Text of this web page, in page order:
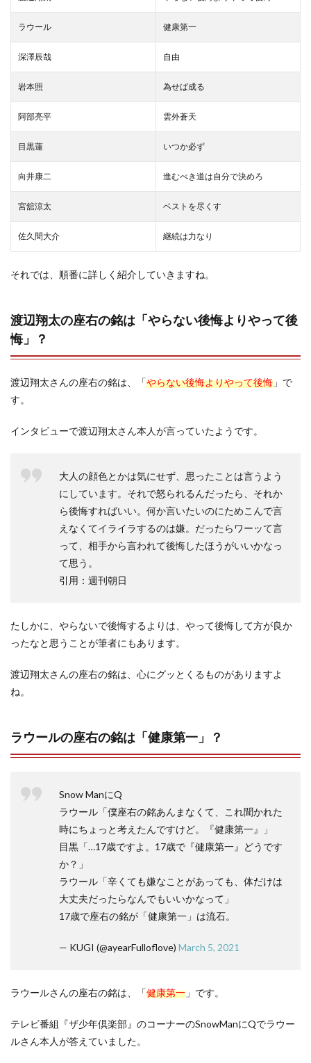
ラウール 健康第一
深澤辰哉 自由
岩本照 為せば成る
阿部亮平 雲外蒼天
目黒蓮 いつか必ず
向井康二 進むべき道は自分で決めろ
宮舘涼太 ベストを尽くす
佐久間大介 継続は力なり
それでは、順番に詳しく紹介していきますね。
渡辺翔太の座右の銘は「やらない後悔よりやって後
悔」？
渡辺翔太さんの座右の銘は、「やらない後悔よりやって後悔 」で
す。
インタビューで渡辺翔太さん本人が言っていたようです。
大人の顔色とかは気にせず、思ったことは言うよう
にしています。それで怒られるんだったら、それか
ら後悔すればいい。何か言いたいのにためこんで言
えなくてイライラするのは嫌。だったらワーッて言
って、相手から言われて後悔したほうがいいかなっ
て思う。
引用：週刊朝日
たしかに、やらないで後悔するよりは、やって後悔して方が良か
ったなと思うことが筆者にもあります。
渡辺翔太さんの座右の銘は、心にグッとくるものがありますよ
ね。
ラウールの座右の銘は「健康第一」？
Snow ManにQ
ラウール「僕座右の銘あんまなくて、これ聞かれた
時にちょっと考えたんですけど。『健康第一』」
目黒「…17歳ですよ。17歳で『健康第一』どうです
か？」
ラウール「辛くても嫌なことがあっても、体だけは
大丈夫だったらなんでもいいかなって」
17歳で座右の銘が「健康第一」は流石。
— KUGI (@ayearFulloflove) March 5, 2021
ラウールさんの座右の銘は、「健康第一 」です。
テレビ番組『ザ少年倶楽部』のコーナーのSnowManにQでラウー
ルさん本人が答えていました。